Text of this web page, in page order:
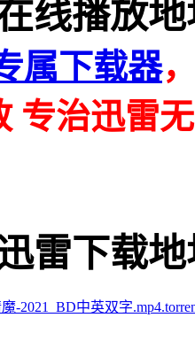
线播放地
属下载器
专治迅雷
雷下载地
-2021_BD中英双字